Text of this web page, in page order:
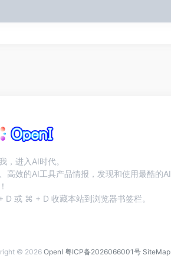
，进入AI时代。
高效的AI工具产品情报，发现和使用最酷的AI
D 或 ⌘ + D 收藏本站到浏览器书签栏。
© 2026 OpenI 粤ICP备2026066001号 SiteMap